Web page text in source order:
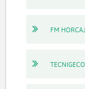
FM
TECNIGECO